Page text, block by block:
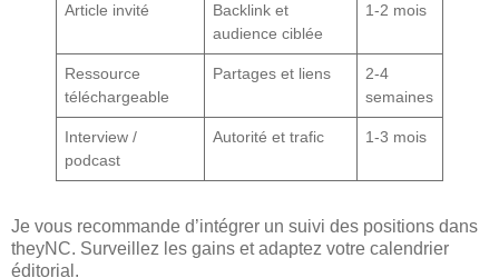
Article invité
Backlink et
audience ciblée
1-2 mois
Ressource
téléchargeable
Partages et liens
2-4
semaines
Interview /
podcast
Autorité et trafic 1-3 mois
Je vous recommande d’intégrer un suivi des positions dans
theyNC. Surveillez les gains et adaptez votre calendrier
éditorial.